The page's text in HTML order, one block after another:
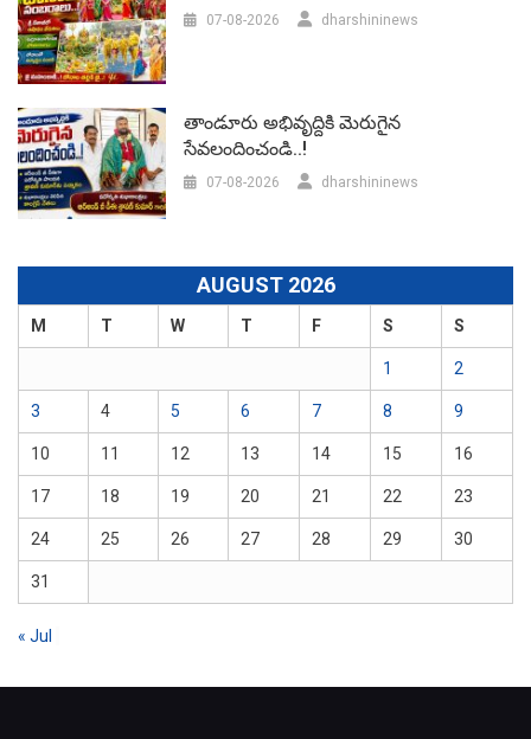
07-08-2026 dharshininews
తాండూరు అభివృద్దికి మెరుగైన
సేవలందించండి..!
07-08-2026 dharshininews
AUGUST 2026
M T W T F S S
1 2
3 4 5 6 7 8 9
10 11 12 13 14 15 16
17 18 19 20 21 22 23
24 25 26 27 28 29 30
31
« Jul